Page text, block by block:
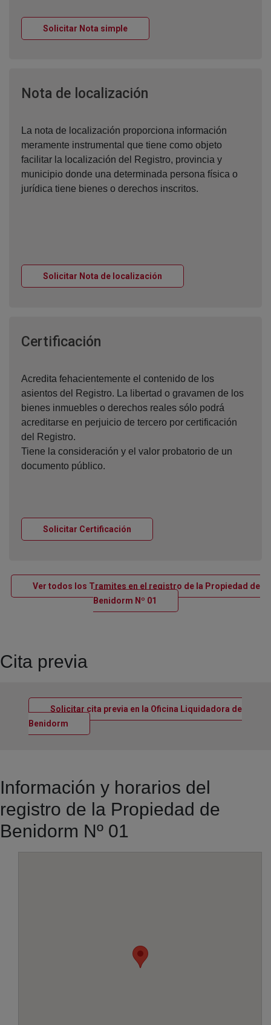
Solicitar Nota simpleVentana nueva
Nota de localización
La nota de localización proporciona información
meramente instrumental que tiene como objeto
facilitar la localización del Registro, provincia y
municipio donde una determinada persona física o
jurídica tiene bienes o derechos inscritos.
Solicitar Nota de localización
Certificación
Acredita fehacientemente el contenido de los
asientos del Registro. La libertad o gravamen de los
bienes inmuebles o derechos reales sólo podrá
acreditarse en perjuicio de tercero por certificación
del Registro.
Tiene la consideración y el valor probatorio de un
documento público.
Solicitar Certificación
Ver todos los Tramites en el registro de la Propiedad de
Benidorm Nº 01 Ventana nueva
Cita previa
Solicitar cita previa en la Oficina Liquidadora de
Benidorm Ventana nueva
Información y horarios del
registro de la Propiedad de
Benidorm Nº 01